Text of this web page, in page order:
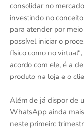
consolidar no
investindo no
para atender por
possível iniciar o
físico como no
acordo com ele, é a
produto na loja e o
Além de já dispor de
WhatsApp ainda
neste primeiro